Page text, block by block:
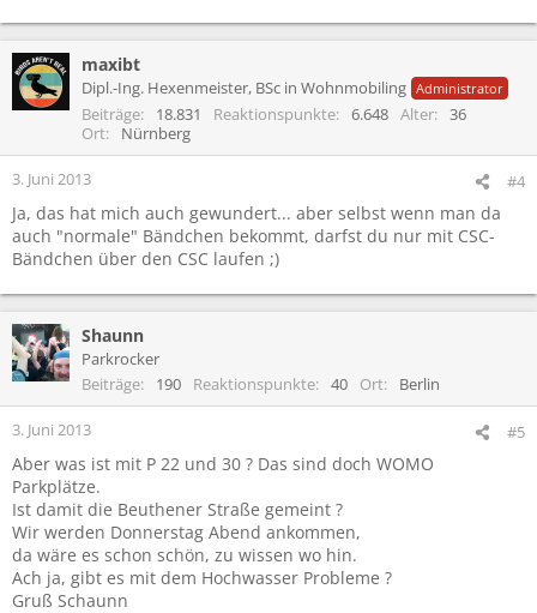
maxibt
Dipl.-Ing. Hexenmeister, BSc in Wohnmobiling Administrator
Beiträge 18.831 Reaktionspunkte 6.648 Alter
36
Ort
Nürnberg
3. Juni 2013 #4
Ja, das hat mich auch gewundert... aber selbst wenn man da
auch "normale" Bändchen bekommt, darfst du nur mit CSC-
Bändchen über den CSC laufen ;)
Shaunn
Parkrocker
Beiträge
190 Reaktionspunkte 40 Ort Berlin
3. Juni 2013 #5
Aber was ist mit P 22 und 30 ? Das sind doch WOMO
Parkplätze.
Ist damit die Beuthener Straße gemeint ?
Wir werden Donnerstag Abend ankommen,
da wäre es schon schön, zu wissen wo hin.
Ach ja, gibt es mit dem Hochwasser Probleme ?
Gruß Schaunn